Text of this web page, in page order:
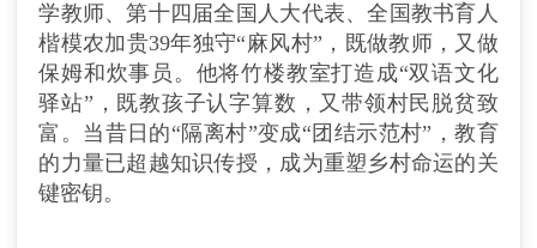
学教师、第十四届全国人大代表、全国教书育人
楷模农加贵39年独守“麻风村”，既做教师，又做
保姆和炊事员。他将竹楼教室打造成“双语文化
驿站”，既教孩子认字算数，又带领村民脱贫致
富。当昔日的“隔离村”变成“团结示范村”，教育
的力量已超越知识传授，成为重塑乡村命运的关
键密钥。